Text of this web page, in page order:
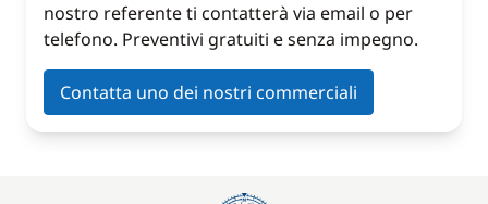
nostro referente ti contatterà via email o per
telefono. Preventivi gratuiti e senza impegno.
Contatta uno dei nostri commerciali